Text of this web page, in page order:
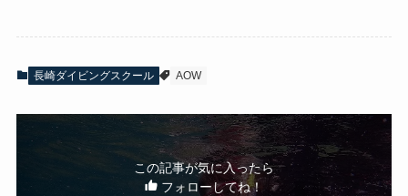
長崎ダイビングスクール AOW
この記事が気に入ったら
フォローしてね！